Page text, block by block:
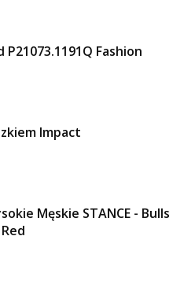
P21073.1191Q Fashion
Impact
Męskie STANCE - Bulls